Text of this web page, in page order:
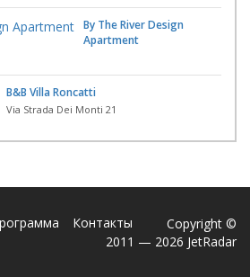
By The River Design
Apartment
B&B Villa Roncatti
Via Strada Dei Monti 21
Контакты
Copyright ©
2011 — 2026 JetRadar